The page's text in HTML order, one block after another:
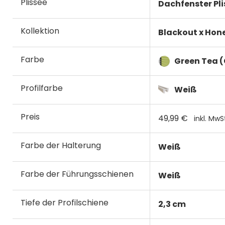
Dachfenster
Kollektion Blackout x
Farbe Green Tea
Profilfarbe Weiß
Preis 49,99 € inkl.
Farbe der Halterung Weiß
Farbe der Führungsschienen Weiß
Tiefe der Profilschiene 2,3 cm